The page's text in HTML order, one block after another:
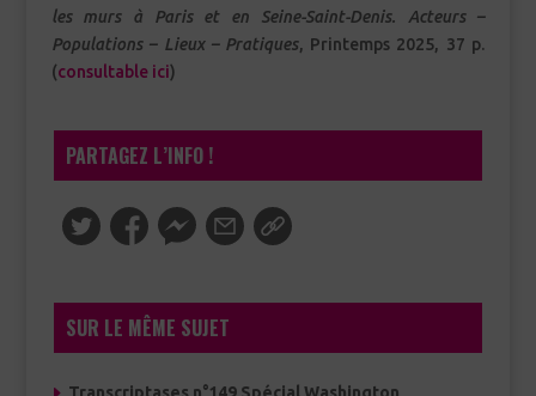
les murs à Paris et en Seine-Saint-Denis. Acteurs –
Populations – Lieux – Pratiques, Printemps 2025, 37 p.
(consultable ici)
PARTAGEZ L’INFO !
SUR LE MÊME SUJET
Transcriptases n°149 Spécial Washington